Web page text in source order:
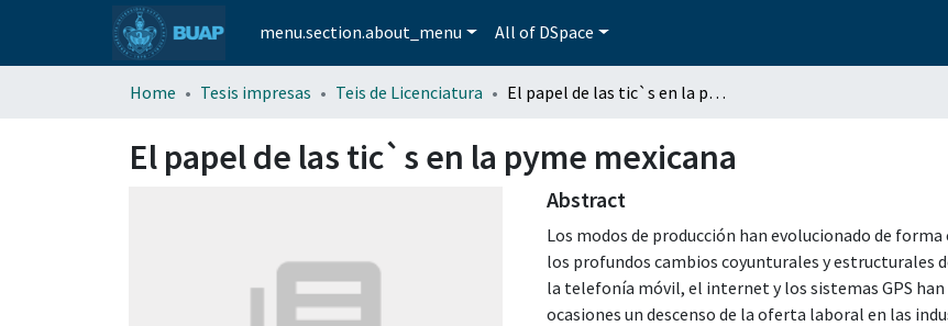
menu.section.about_menu All of DSpace
Home Tesis impresas Teis de Licenciatura El papel de las tic`s en la pyme mexicana
El papel de las tic`s en la pyme mexicana
Abstract
Los modos de producción han evolucionado de
los profundos cambios coyunturales y estructurales
la telefonía móvil, el internet y los sistemas GPS
ocasiones un descenso de la oferta laboral en las